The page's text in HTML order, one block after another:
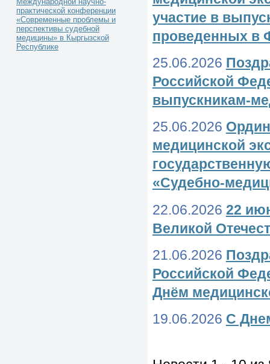
практической конференции
«Современные проблемы и
перспективы судебной
медицины» в Кыргызской
Республике
участие в
проведенных в
25.06.2026
Российской
выпускникам-
25.06.2026
медицинской
«Судебно-
22.06.2026 22
Великой
21.06.2026
Российской
Днём
19.06.2026 С